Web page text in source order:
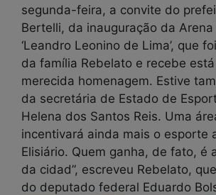
segunda-feira, a convite do
Bertelli, da inauguração da Arena
‘Leandro Leonino de Lima’, que
da família Rebelato e recebe
merecida homenagem. Estive
da secretária de Estado de
Helena dos Santos Reis. Uma
incentivará ainda mais o esporte
Elisiário. Quem ganha, de fato, é
da cidad”, escreveu Rebelato,
do deputado federal Eduardo